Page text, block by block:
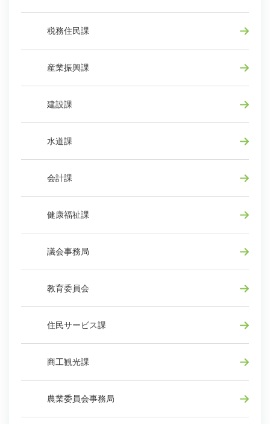
税務住民課
産業振興課
建設課
水道課
会計課
健康福祉課
議会事務局
教育委員会
住民サービス課
商工観光課
農業委員会事務局